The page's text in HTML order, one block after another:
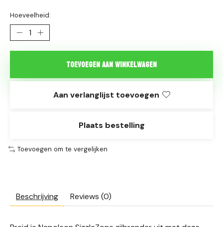
Hoeveelheid:
Toevoegen aan winkelwagen
Aan verlanglijst toevoegen
Plaats bestelling
Toevoegen om te vergelijken
Beschrijving Reviews (0)